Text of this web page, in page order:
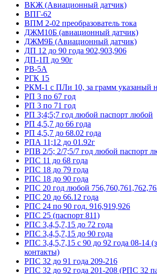
ВКЖ (Авиационный датчик)
ВПГ-62
ВПМ 2-02 преобразователь тока
ДЖМ10Б (авиационный датчик)
ДЖМ9Б (Авиационный датчик)
ДП 12 до 90 года 902,903,906
ДП-1П до 90г
РВ-5А
РГК 15
РКМ-1 с ПЛи 10, за грамм указаный
РП 3 по 67 год
РП 3 по 71 год
РП 3;4;5;7 год любой паспорт любой
РП 4,5,7 до 66 года
РП 4,5,7 до 68.02 года
РПА 11;12 до 01.92г
РПВ 2/5; 2/7;5/7 год любой паспорт
РПС 11 до 68 года
РПС 18 до 79 года
РПС 18 до 90 года
РПС 20 год любой
РПС 20 до 66.12 года
РПС 24 по 90 год. 916,919,926
РПС 25 (паспорт 811)
РПС 3,4,5,7,15 до 72 года
РПС 3,4,5,7,15 до 90 года
РПС 3,4,5,7,15 с 90 до 92 года 08-14
контакты)
РПС 32 до 91 года 209-216
РПС 32 до 92 года 201-208 (РПС 32